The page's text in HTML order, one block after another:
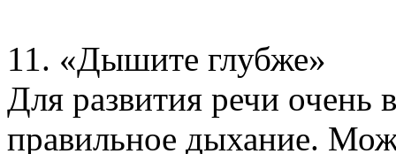
11. «Дышите глубже»
Для развития речи очень
правильное дыхание.